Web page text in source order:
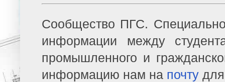
Сообщество ПГС.
информации между
промышленного и
информацию нам на почту